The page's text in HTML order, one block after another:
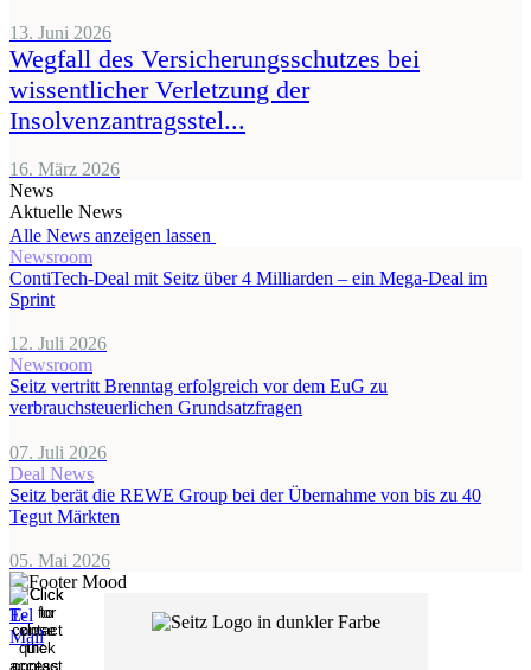
13. Juni 2026
Wegfall des Versicherungsschutzes bei
wissentlicher Verletzung der
Insolvenzantragsstel...
16. März 2026
News
Aktuelle News
Alle News anzeigen lassen
Newsroom
ContiTech-Deal mit Seitz über 4 Milliarden – ein Mega-Deal im
Sprint
12. Juli 2026
Newsroom
Seitz vertritt Brenntag erfolgreich vor dem EuG zu
verbrauchsteuerlichen Grundsatzfragen
07. Juli 2026
Deal News
Seitz berät die REWE Group bei der Übernahme von bis zu 40
Tegut Märkten
05. Mai 2026